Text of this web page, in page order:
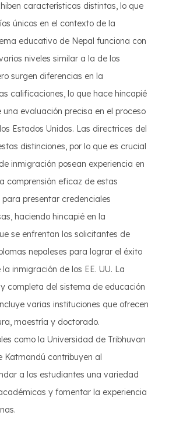
características distintas, lo que
únicos en el contexto de la
educativo de Nepal funciona con
niveles similar a la de los
surgen diferencias en la
calificaciones, lo que hace hincapié
evaluación precisa en el proceso
Estados Unidos. Las directrices del
distinciones, por lo que es crucial
inmigración posean experiencia en
comprensión eficaz de estas
presentar credenciales
haciendo hincapié en la
se enfrentan los solicitantes de
nepaleses para lograr el éxito
inmigración de los EE. UU. La
completa del sistema de educación
varias instituciones que ofrecen
maestría y doctorado.
como la Universidad de Tribhuvan
Katmandú contribuyen al
a los estudiantes una variedad
y fomentar la experiencia